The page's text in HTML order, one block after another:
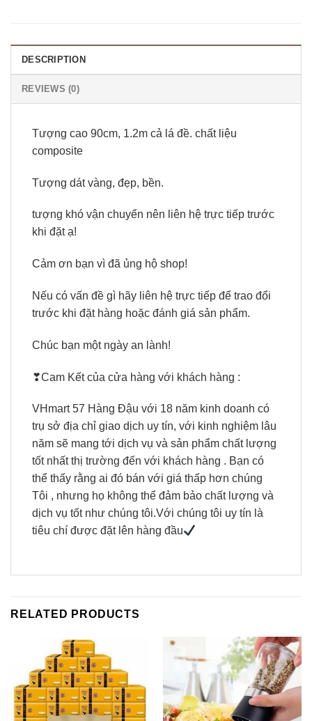
DESCRIPTION
REVIEWS (0)
Tượng cao 90cm, 1.2m cả lá đề. chất liệu
composite
Tượng dát vàng, đẹp, bền.
tượng khó vận chuyển nên liên hệ trực tiếp trước
khi đặt ạ!
Cảm ơn bạn vì đã ủng hộ shop!
Nếu có vấn đề gì hãy liên hệ trực tiếp để trao đổi
trước khi đặt hàng hoặc đánh giá sản phẩm.
Chúc bạn một ngày an lành!
❣Cam Kết của cửa hàng với khách hàng :
VHmart 57 Hàng Đậu với 18 năm kinh doanh có
trụ sở địa chỉ giao dịch uy tín, với kinh nghiệm lâu
năm sẽ mang tới dịch vụ và sản phẩm chất lượng
tốt nhất thị trường đến với khách hàng . Bạn có
thể thấy rằng ai đó bán với giá thấp hơn chúng
Tôi , nhưng họ không thể đảm bảo chất lượng và
dịch vụ tốt như chúng tôi.Với chúng tôi uy tín là
tiêu chí được đặt lên hàng đầu
RELATED PRODUCTS